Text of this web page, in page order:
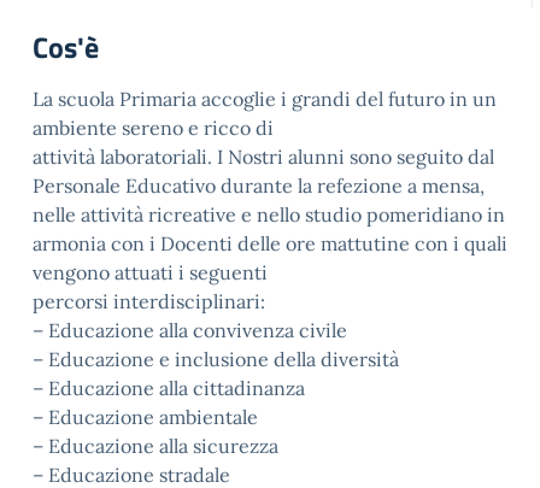
Cos'è
La scuola Primaria accoglie i grandi del futuro in un
ambiente sereno e ricco di
attività laboratoriali. I Nostri alunni sono seguito dal
Personale Educativo durante la refezione a mensa,
nelle attività ricreative e nello studio pomeridiano in
armonia con i Docenti delle ore mattutine con i quali
vengono attuati i seguenti
percorsi interdisciplinari:
– Educazione alla convivenza civile
– Educazione e inclusione della diversità
– Educazione alla cittadinanza
– Educazione ambientale
– Educazione alla sicurezza
– Educazione stradale